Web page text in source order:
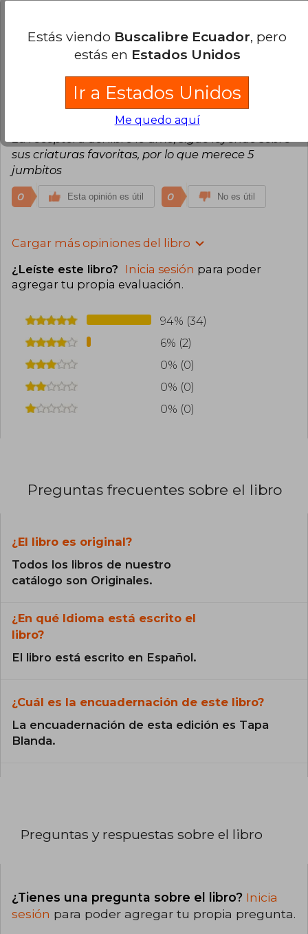
Esta opinión es útil 0 No es útil
Francisco Williams
Lunes 22 de Enero,
Compra Verificada
sus criaturas favoritas, por lo que merece 5
jumbitos
0 Esta opinión es útil 0 No es útil
Cargar más opiniones del libro
¿Leíste este libro? Inicia sesión para poder
agregar tu propia evaluación.
94% (34)
6% (2)
0% (0)
0% (0)
0% (0)
Preguntas frecuentes sobre el libro
¿El libro es original?
Todos los libros de nuestro
catálogo son Originales.
¿En qué Idioma está escrito el
libro?
El libro está escrito en Español.
¿Cuál es la encuadernación de este libro?
La encuadernación de esta edición es Tapa
Blanda.
Preguntas y respuestas sobre el libro
¿Tienes una pregunta sobre el libro? Inicia
sesión para poder agregar tu propia pregunta.
Estás viendo Buscalibre Ecuador, pero
estás en Estados Unidos
Ir a Estados Unidos
Me quedo aquí